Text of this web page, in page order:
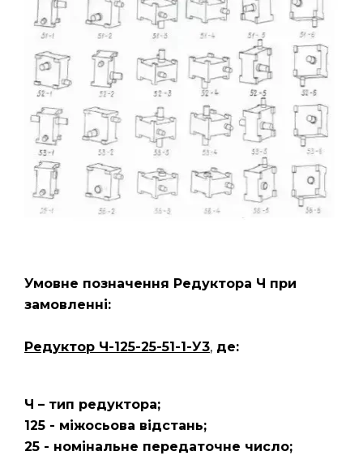
Умовне позначення Редуктора Ч при
замовленні:
Редуктор Ч-125-25-51-1-У3, де:
Ч – тип редуктора;
125 - міжосьова відстань;
25 - номінальне передаточне число;